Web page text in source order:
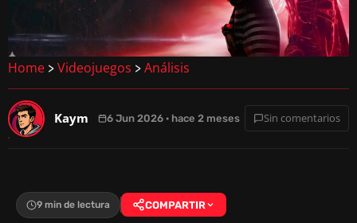
Home > Videojuegos > Análisis
Kaym 6 Jun 2026 · hace 2 meses Sin comentarios
9 min de lectura COMPARTIR